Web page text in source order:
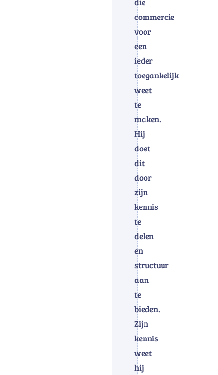
die
commercie
voor
een
ieder
toegankelijk
weet
te
maken.
Hij
doet
dit
door
zijn
kennis
te
delen
en
structuur
aan
te
bieden.
Zijn
kennis
weet
hij